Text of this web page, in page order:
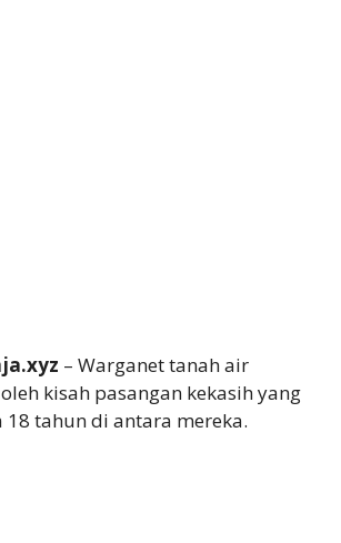
– Warganet tanah air
kisah pasangan kekasih yang
18 tahun di antara mereka.